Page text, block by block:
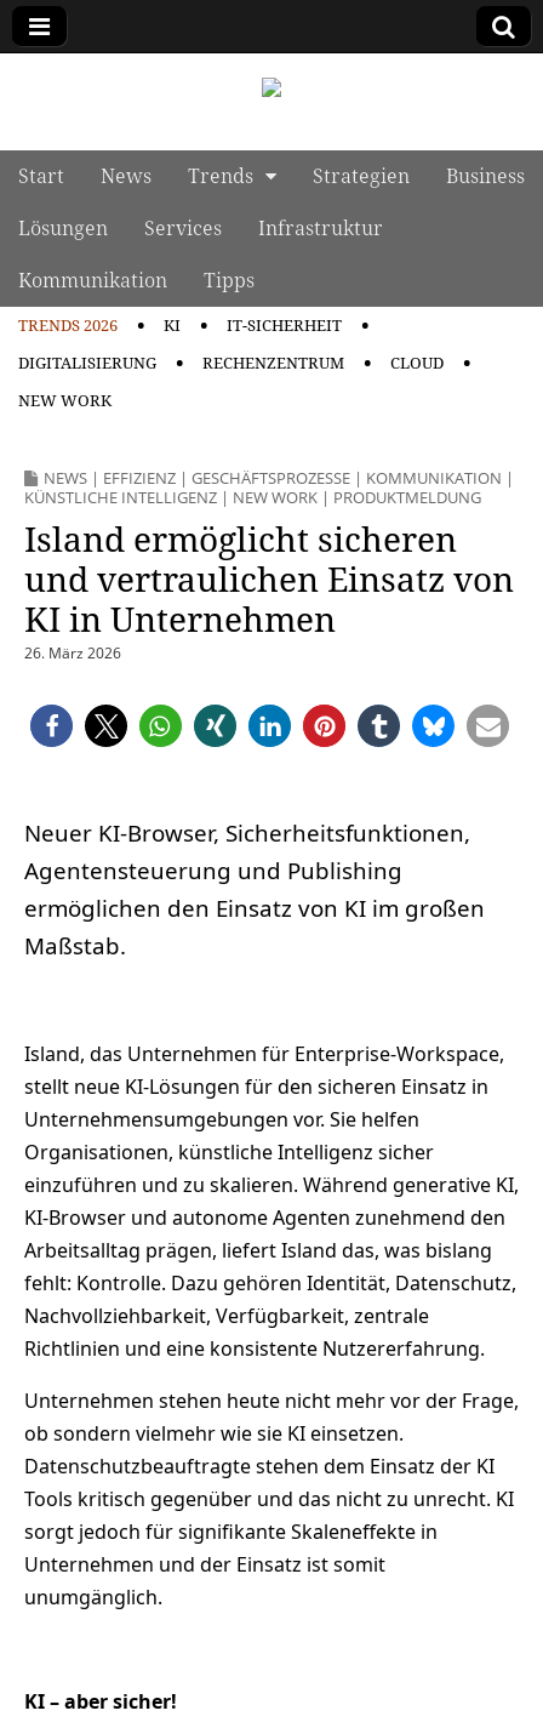
Main menu
Skip to content
Start News Trends Strategien
Business
Lösungen
Services
Infrastruktur
Kommunikation
Tipps
TRENDS 2026 KI
IT-SICHERHEIT
DIGITALISIERUNG
RECHENZENTRUM
CLOUD
NEW WORK
NEWS | EFFIZIENZ | GESCHÄFTSPROZESSE | KOMMUNIKATION |
KÜNSTLICHE INTELLIGENZ | NEW WORK | PRODUKTMELDUNG
Island ermöglicht sicheren
und vertraulichen Einsatz von
KI in Unternehmen
26. März 2026
Neuer KI-Browser, Sicherheitsfunktionen,
Agentensteuerung und Publishing
ermöglichen den Einsatz von KI im großen
Maßstab.
Island, das Unternehmen für Enterprise-Workspace,
stellt neue KI-Lösungen für den sicheren Einsatz in
Unternehmensumgebungen vor. Sie helfen
Organisationen, künstliche Intelligenz sicher
einzuführen und zu skalieren. Während generative KI,
KI-Browser und autonome Agenten zunehmend den
Arbeitsalltag prägen, liefert Island das, was bislang
fehlt: Kontrolle. Dazu gehören Identität, Datenschutz,
Nachvollziehbarkeit, Verfügbarkeit, zentrale
Richtlinien und eine konsistente Nutzererfahrung.
Unternehmen stehen heute nicht mehr vor der Frage,
ob sondern vielmehr wie sie KI einsetzen.
Datenschutzbeauftragte stehen dem Einsatz der KI
Tools kritisch gegenüber und das nicht zu unrecht. KI
sorgt jedoch für signifikante Skaleneffekte in
Unternehmen und der Einsatz ist somit
unumgänglich.
KI – aber sicher!